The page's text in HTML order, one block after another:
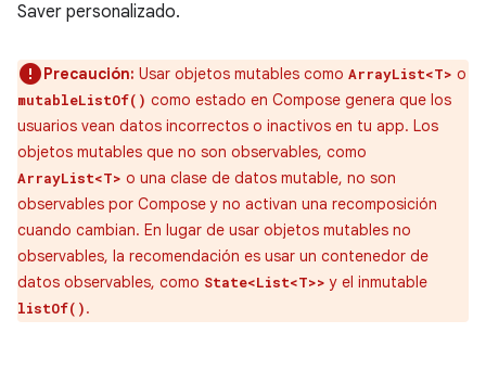
Saver personalizado.
Precaución: Usar objetos mutables como ArrayList<T> o
mutableListOf() como estado en Compose genera que los
usuarios vean datos incorrectos o inactivos en tu app. Los
objetos mutables que no son observables, como
ArrayList<T> o una clase de datos mutable, no son
observables por Compose y no activan una recomposición
cuando cambian. En lugar de usar objetos mutables no
observables, la recomendación es usar un contenedor de
datos observables, como State<List<T>> y el inmutable
listOf().